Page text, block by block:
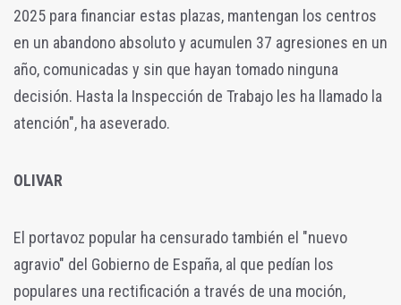
2025 para financiar estas plazas, mantengan los centros
en un abandono absoluto y acumulen 37 agresiones en un
año, comunicadas y sin que hayan tomado ninguna
decisión. Hasta la Inspección de Trabajo les ha llamado la
atención", ha aseverado.
OLIVAR
El portavoz popular ha censurado también el "nuevo
agravio" del Gobierno de España, al que pedían los
populares una rectificación a través de una moción,